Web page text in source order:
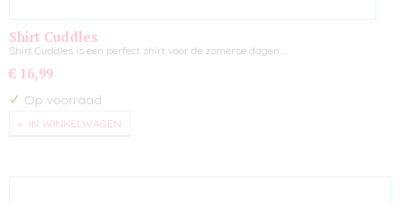
Shirt Cuddles
Shirt Cuddles is een perfect shirt voor de zomerse dagen.…
€ 16,99
✓ Op voorraad
IN WINKELWAGEN